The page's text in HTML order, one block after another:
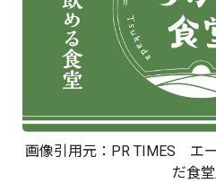
画像引用元： PR TIMES エ
だ食堂